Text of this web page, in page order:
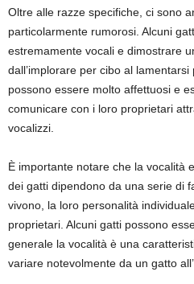
Oltre alle razze specifiche, ci sono
particolarmente rumorosi. Alcuni
estremamente vocali e dimostrare
dall’implorare per cibo al
possono essere molto affettuosi e
comunicare con i loro proprietari
vocalizzi.
È importante notare che la vocalità
dei gatti dipendono da una serie di
vivono, la loro personalità
proprietari. Alcuni gatti possono
generale la vocalità è una
variare notevolmente da un gatto